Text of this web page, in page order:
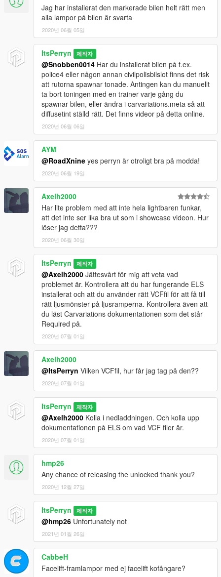
Jag har installerat den markerade bilen helt rätt men
alla lampor på bilen är svarta
2020년 06월 05일
ItsPerryn 제작자
@Snobben0014 Har du installerat bilen på t.ex.
police4 eller någon annan civilpolisbilslot finns det risk
att rutorna spawnar tonade. Antingen kan du manuellt
ta bort toningen med en trainer varje gång du
spawnar bilen, eller ändra i carvariations.meta så att
diffusetint ställd rätt. Det finns videor på detta online.
2020년 06월 06일
AYM
@RoadXnine yes perryn är otroligt bra på modda!
2020년 06월 19일
Axelh2000
Har lite problem med att inte hela lightbaren funkar,
att det inte ser lika bra ut som i showcase videon. Hur
löser jag detta???
2020년 06월 30일
ItsPerryn 제작자
@Axelh2000 Jättesvårt för mig att veta vad
problemet är. Kontrollera att du har fungerande ELS
installerat och att du använder rätt VCFfil för att få till
rätt ljusmönster på ljusramperna. Kontrollera även att
du läst Carvariations dokumentationen som det står
Required på.
2020년 07월 01일
Axelh2000
@ItsPerryn Vilken VCFfil, hur får jag tag på den??
2020년 07월 01일
ItsPerryn 제작자
@Axelh2000 Kolla i nedladdningen. Och kolla upp
dokumentationen på ELS om vad VCF filer är.
2020년 07월 01일
hmp26
Any chance of releasing the unlocked thank you?
2020년 12월 27일
ItsPerryn 제작자
@hmp26 Unfortunately not
2021년 01월 26일
CabbeH
Facelift-framlampor med ej facelift kofångare?